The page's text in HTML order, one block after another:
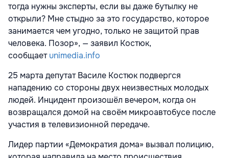
тогда нужны эксперты, если вы даже бутылку не
открыли? Мне стыдно за это государство, которое
занимается чем угодно, только не защитой прав
человека. Позор», — заявил Костюк,
сообщаетunimedia.info
25 марта депутат Василе Костюк подвергся
нападению со стороны двух неизвестных молодых
людей. Инцидент произошёл вечером, когда он
возвращался домой на своём микроавтобусе после
участия в телевизионной передаче.
Лидер партии «Демократия дома» вызвал полицию,